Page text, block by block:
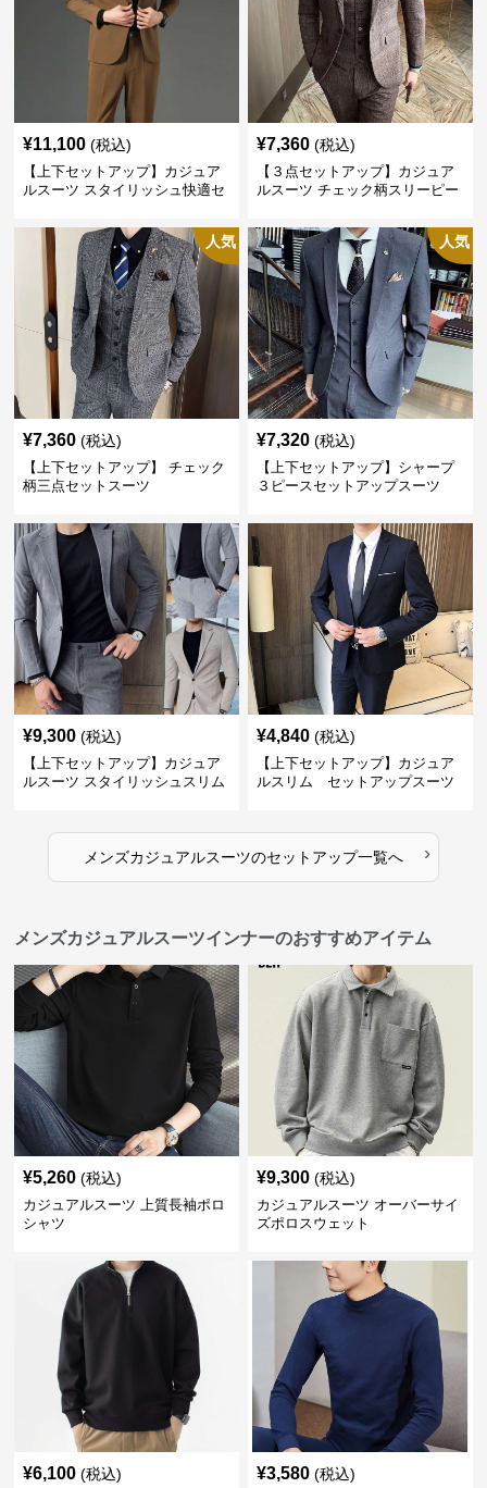
¥11,100 (税込)
【上下セットアップ】カジュア
ルスーツ スタイリッシュ快適セ
¥7,360 (税込)
【３点セットアップ】カジュア
ルスーツ チェック柄スリーピー
人気
¥7,360 (税込)
【上下セットアップ】 チェック
柄三点セットスーツ
人気
¥7,320 (税込)
【上下セットアップ】シャープ
３ピースセットアップスーツ
¥9,300 (税込)
【上下セットアップ】カジュア
ルスーツ スタイリッシュスリム
¥4,840 (税込)
【上下セットアップ】カジュア
ルスリム セットアップスーツ
メンズカジュアルスーツのセットアップ一覧へ ›
メンズカジュアルスーツインナーのおすすめアイテム
¥5,260 (税込)
カジュアルスーツ 上質長袖ポロ
シャツ
¥9,300 (税込)
カジュアルスーツ オーバーサイ
ズポロスウェット
¥6,100 (税込) ¥3,580 (税込)